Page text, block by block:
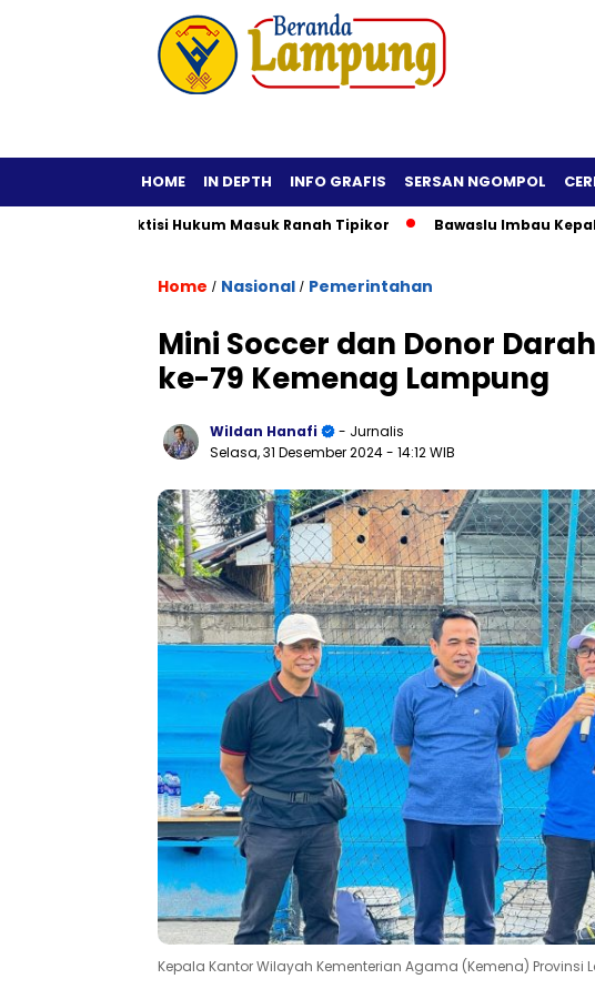
HOME IN DEPTH INFO GRAFIS SERSAN NGOMPOL
Fiktif, Praktisi Hukum Masuk Ranah Tipikor Bawaslu Imbau Kepala
Home / Nasional / Pemerintahan
Mini Soccer dan Donor
ke-79 Kemenag Lampung
Wildan Hanafi
- Jurnalis
Selasa, 31 Desember 2024- 14:12 WIB
Kepala Kantor Wilayah Kementerian Agama (Kemena) Provinsi